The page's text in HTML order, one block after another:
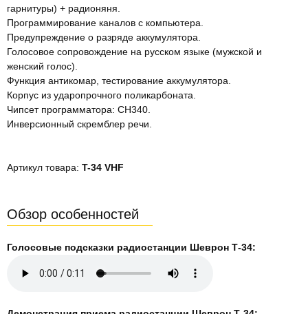
гарнитуры) + радионяня.
Программирование каналов с компьютера.
Предупреждение о разряде аккумулятора.
Голосовое сопровождение на русском языке (мужской и
женский голос).
Функция антикомар, тестирование аккумулятора.
Корпус из ударопрочного поликарбоната.
Чипсет программатора: CH340.
Инверсионный скремблер речи.
Артикул товара: T-34 VHF
Обзор особенностей
Голосовые подсказки радиостанции Шеврон Т-34: